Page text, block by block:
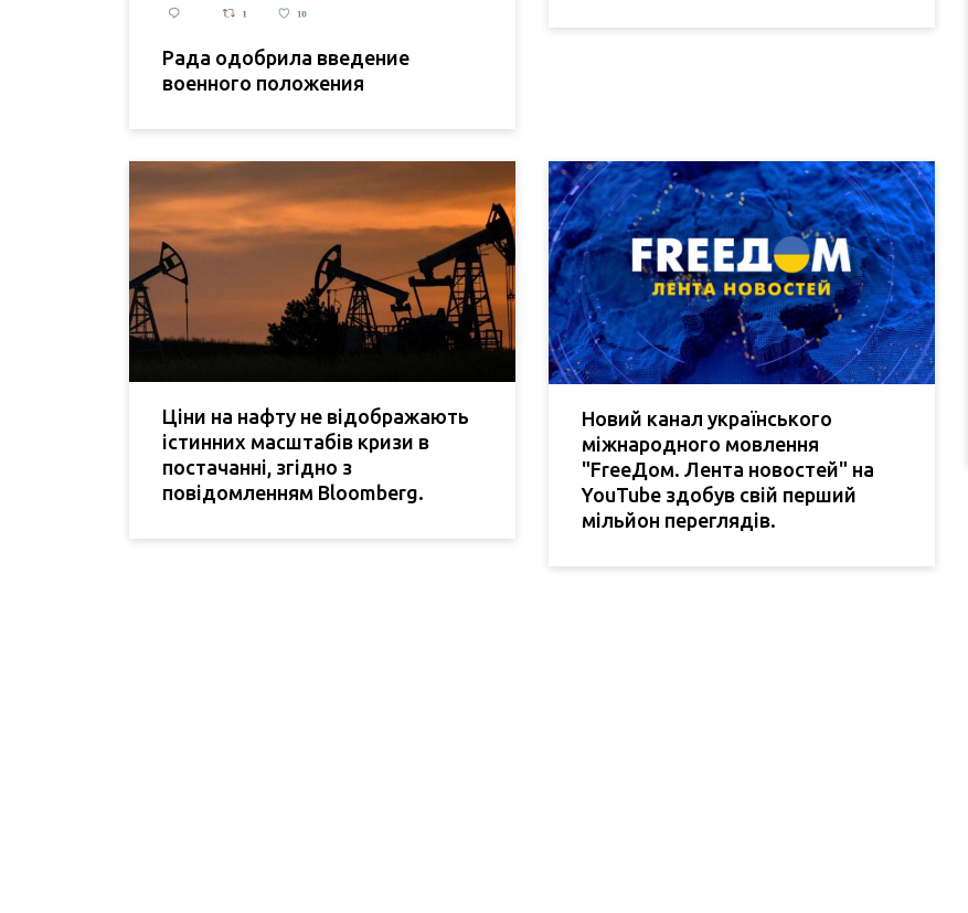
Рада одобрила введение
военного положения
Ціни на нафту не відображають
істинних масштабів кризи в
постачанні, згідно з
повідомленням Bloomberg.
Новий канал українського
міжнародного мовлення
"FreeДом. Лента новостей" на
YouTube здобув свій перший
мільйон переглядів.